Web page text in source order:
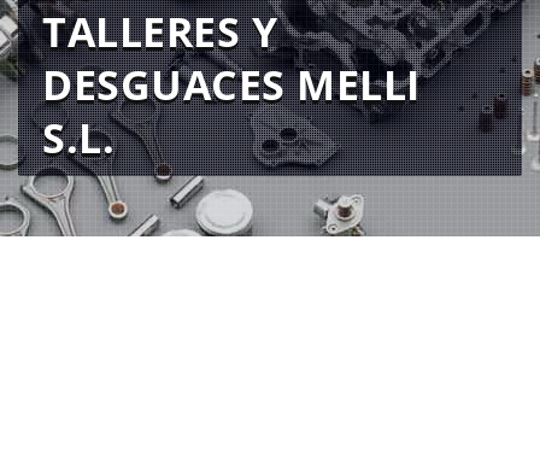
TALLERES Y
DESGUACES MELLI
S.L.